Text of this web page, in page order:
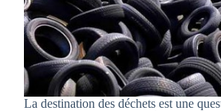
La destination des déchets est une